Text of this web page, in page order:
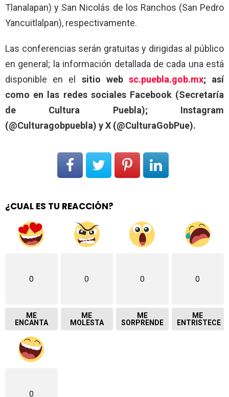
Tlanalapan) y San Nicolás de los Ranchos (San Pedro
Yancuitlalpan), respectivamente.
Las conferencias serán gratuitas y dirigidas al público
en general; la información detallada de cada una está
disponible en el sitio web sc.puebla.gob.mx; así
como en las redes sociales Facebook (Secretaría
de Cultura Puebla); Instagram
(@Culturagobpuebla) y X (@CulturaGobPue).
¿CUAL ES TU REACCIÓN?
0
ME
ENCANTA
0
ME
MOLESTA
0
ME
SORPRENDE
0
ME
ENTRISTECE
0